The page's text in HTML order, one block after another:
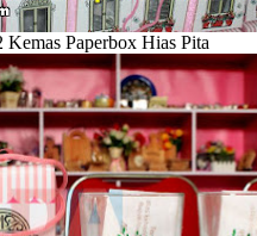
Paperbox Hias Pita